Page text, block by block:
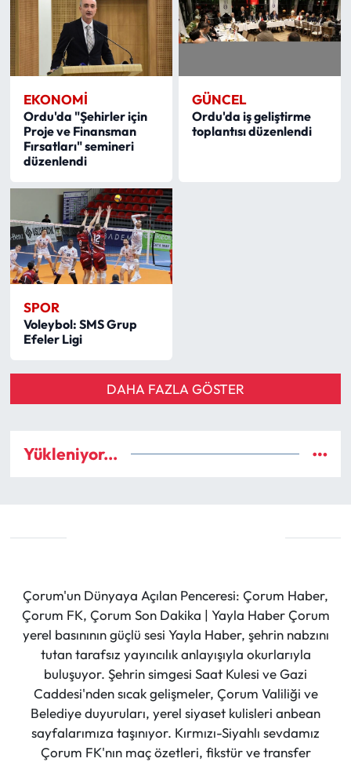
EKONOMI
Ordu'da "Şehirler için
Proje ve Finansman
Fırsatları" semineri
düzenlendi
GÜNCEL
Ordu'da iş geliştirme
toplantısı düzenlendi
SPOR
Voleybol: SMS Grup
Efeler Ligi
DAHA FAZLA GÖSTER
Yükleniyor...
Çorum'un Dünyaya Açılan Penceresi: Çorum Haber,
Çorum FK, Çorum Son Dakika | Yayla Haber Çorum
yerel basınının güçlü sesi Yayla Haber, şehrin nabzını
tutan tarafsız yayıncılık anlayışıyla okurlarıyla
buluşuyor. Şehrin simgesi Saat Kulesi ve Gazi
Caddesi'nden sıcak gelişmeler, Çorum Valiliği ve
Belediye duyuruları, yerel siyaset kulisleri anbean
sayfalarımıza taşınıyor. Kırmızı-Siyahlı sevdamız
Çorum FK'nın maç özetleri, fikstür ve transfer